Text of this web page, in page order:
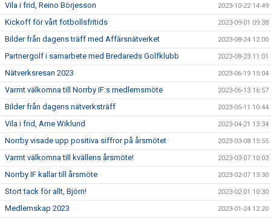
Vila i frid, Reino Börjesson 2023-10-22 14:49
Kickoff för vårt fotbollsfritids 2023-09-01 09:38
Bilder från dagens träff med Affärsnätverket 2023-08-24 12:00
Partnergolf i samarbete med Bredareds Golfklubb 2023-08-23 11:01
Nätverksresan 2023 2023-06-19 15:04
Varmt välkomna till Norrby IF:s medlemsmöte 2023-06-13 16:57
Bilder från dagens nätverksträff 2023-05-11 10:44
Vila i frid, Arne Wiklund 2023-04-21 13:34
Norrby visade upp positiva siffror på årsmötet 2023-03-08 15:55
Varmt välkomna till kvällens årsmöte! 2023-03-07 10:03
Norrby IF kallar till årsmöte 2023-02-07 13:30
Stort tack för allt, Björn! 2023-02-01 10:30
Medlemskap 2023 2023-01-24 12:20